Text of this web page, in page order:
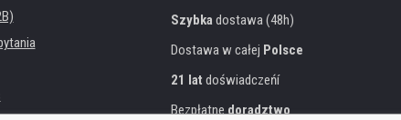
Szybkadostawa (48h)
Dostawa w całej Polsce
21 lat doświadczeńí
Bezpłatnedoradztwo